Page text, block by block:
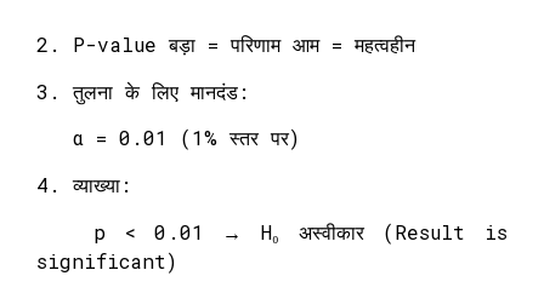
2. P-value बड़ा = परिणाम आम = महत्वहीन
3. तुलना के लिए मानदंड:
α = 0.01 (1% स्तर पर)
4. व्याख्या:
p < 0.01 → H₀ अस्वीकार (Result is
significant)